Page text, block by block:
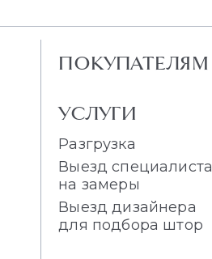
ПОКУПАТЕЛЯМ
УСЛУГИ
Разгрузка
Выезд специалиста
на замеры
Выезд дизайнера
для подбора штор